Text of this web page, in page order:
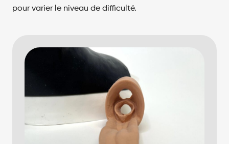
pour varier le niveau de difficulté.